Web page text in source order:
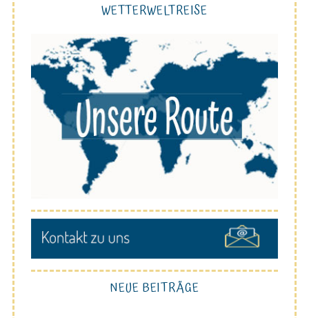
WETTERWELTREISE
NEUE BEITRÄGE